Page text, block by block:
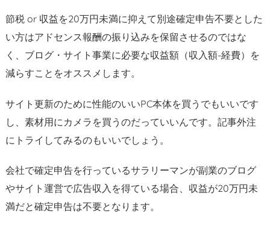
節税 or 収益を20万円未満に抑えて別途確定申告不要とした
い方はアドセンス報酬の振り込みを保留させるのではな
く、ブログ・サイト事業に必要な収益額（収入額-経費）を
減らすことをオススメします。
サイト更新のために性能のいいPC本体を買うでもいいです
し、素材用にカメラを買うのだっていいんです。記事外注
にトライしてみるのもいいでしょう。
会社で確定申告を行っているサラリーマンが副業のブログ
やサイト運営で広告収入を得ている場合、収益が20万円未
満だと確定申告は不要となります。